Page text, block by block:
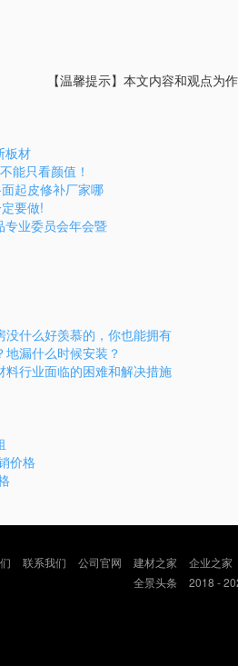
【温馨提示】本文内容和观点为
板材
能只看颜值！
起皮修补厂家哪
要做!
专业委员会年会暨
什么好羡慕的，你也能拥有
漏什么时候安装？
行业面临的困难和解决措施
价格
联系我们 公司官网 建材之家 企业之家
全景头条
2018 -